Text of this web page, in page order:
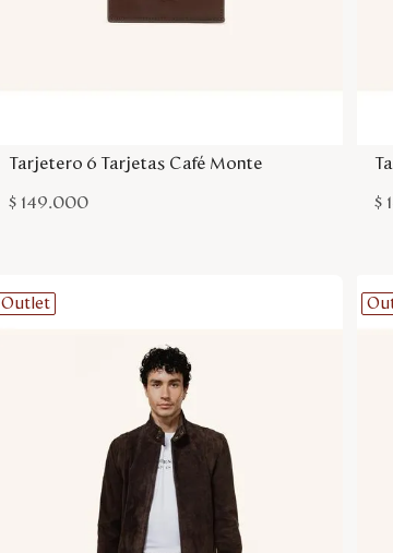
Tarjetero 6 Tarjetas Café Monte
$ 149.000 $
Outlet